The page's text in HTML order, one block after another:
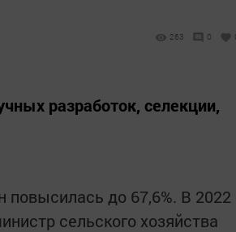
263 0
разработок, селекции,
повысилась до 67,6%. В 2022
сельского хозяйства